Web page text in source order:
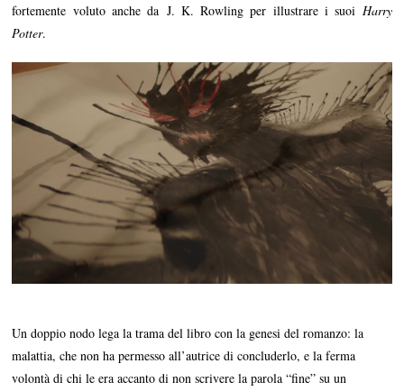
fortemente voluto anche da J. K. Rowling per illustrare i suoi Harry
Potter.
Un doppio nodo lega la trama del libro con la genesi del romanzo: la
malattia, che non ha permesso all’autrice di concluderlo, e la ferma
volontà di chi le era accanto di non scrivere la parola “fine” su un